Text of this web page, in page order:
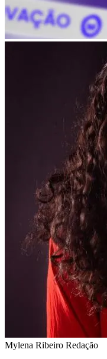
Mylena Ribeiro Redação